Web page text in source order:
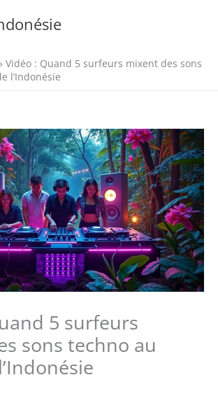
Vidéo : Quand 5 surfeurs mixent des sons
l’Indonésie
5 surfeurs
sons techno au